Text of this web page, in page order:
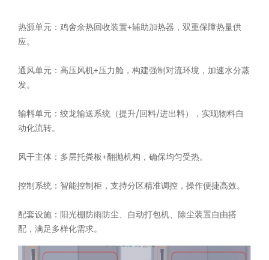
热源单元：鸡舍余热回收装置+辅助加热器，双重保障热量供
应。
通风单元：高压风机+压力舱，构建强制对流环境，加速水分蒸
发。
输料单元：绞龙输送系统（提升/回料/进出料），实现物料自
动化流转。
风干主体：多层托粪板+翻抛机构，确保均匀受热。
控制系统：智能控制柜，支持分区精准调控，操作便捷高效。
配套设施：阳光棚防雨防尘、自动打包机、除尘装置自由搭
配，满足多样化需求。